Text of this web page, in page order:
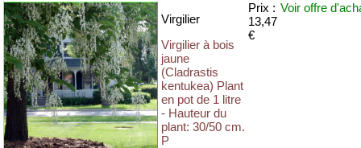
Virgilier
Virgilier à bois
jaune
(Cladrastis
kentukea) Plant
en pot de 1 litre
- Hauteur du
plant: 30/50 cm.
P
Prix :
13,47
€
Voir offre